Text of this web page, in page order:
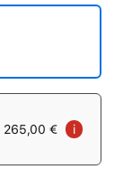
265,00 € i